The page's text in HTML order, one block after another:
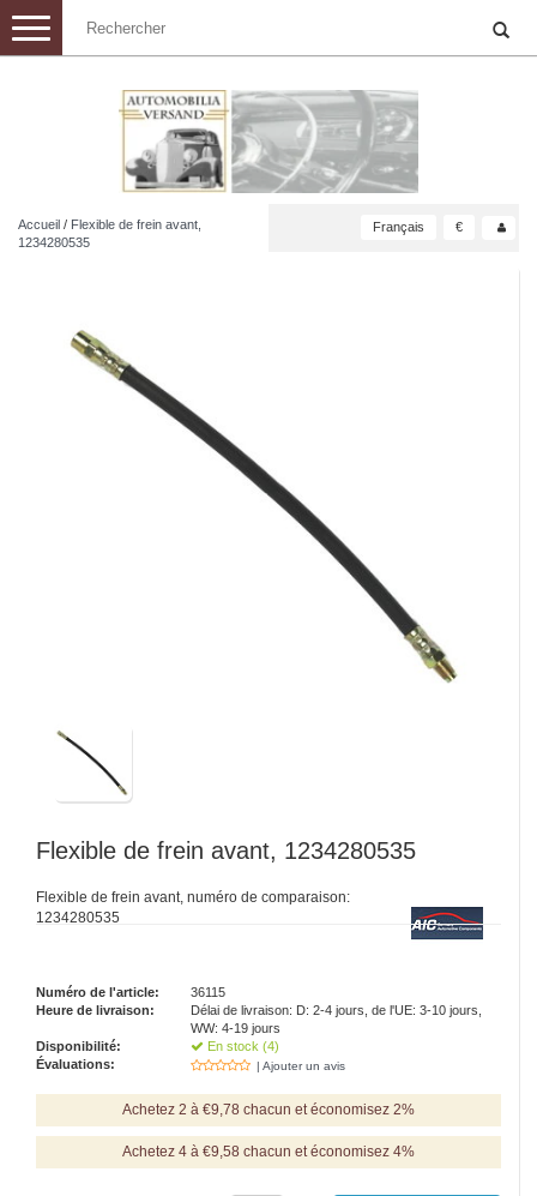
Toggle
navigation
Accueil / Flexible de frein avant,
1234280535
Français €
Flexible de frein avant, 1234280535
Flexible de frein avant, numéro de comparaison:
1234280535
Numéro de l'article:
36115
Heure de livraison:
Délai de livraison: D: 2-4 jours, de l'UE: 3-10 jours,
WW: 4-19 jours
Disponibilité:
En stock (4)
Évaluations:
| Ajouter un avis
Achetez 2 à €9,78 chacun et économisez 2%
Achetez 4 à €9,58 chacun et économisez 4%